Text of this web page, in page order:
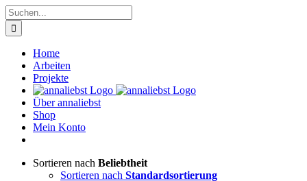
Zum
Inhalt
springen
Suche
nach:
Home
Arbeiten
Projekte
Über annaliebst
Shop
Mein Konto
Sortieren nach Beliebtheit
Sortieren nach Standardsortierung